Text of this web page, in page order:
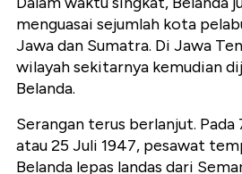
menguasai sejumlah kota
Jawa dan Sumatra. Di Jawa
wilayah sekitarnya kemudian
Belanda.
Serangan terus berlanjut. Pada
atau 25 Juli 1947, pesawat
Belanda lepas landas dari